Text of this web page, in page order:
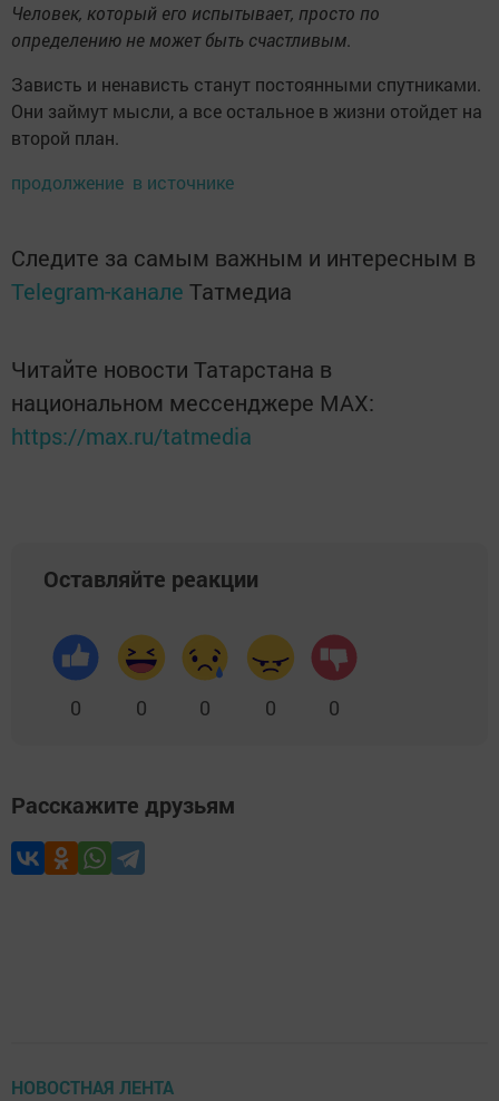
Человек, который его испытывает, просто по
определению не может быть счастливым.
Зависть и ненависть станут постоянными спутниками.
Они займут мысли, а все остальное в жизни отойдет на
второй план.
продолжение в источнике
Следите за самым важным и интересным в
Telegram-канале Татмедиа
Читайте новости Татарстана в
национальном мессенджере MАХ:
https://max.ru/tatmedia
Оставляйте реакции
0 0 0 0 0
Расскажите друзьям
НОВОСТНАЯ ЛЕНТА